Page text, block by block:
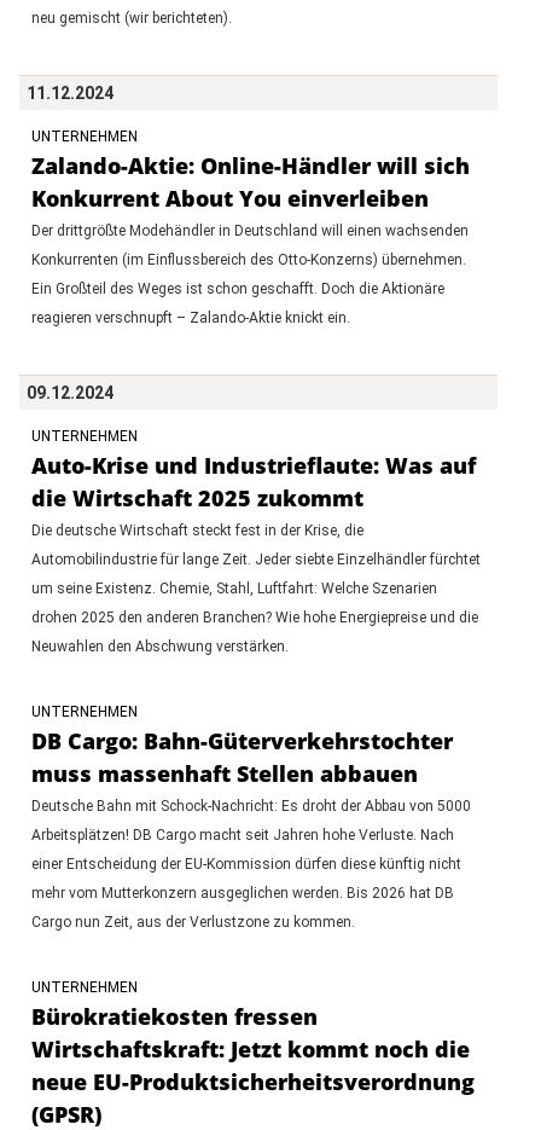
neu gemischt (wir berichteten).
11.12.2024
UNTERNEHMEN
Zalando-Aktie: Online-Händler will sich
Konkurrent About You einverleiben
Der drittgrößte Modehändler in Deutschland will einen wachsenden
Konkurrenten (im Einflussbereich des Otto-Konzerns) übernehmen.
Ein Großteil des Weges ist schon geschafft. Doch die Aktionäre
reagieren verschnupft – Zalando-Aktie knickt ein.
09.12.2024
UNTERNEHMEN
Auto-Krise und Industrieflaute: Was auf
die Wirtschaft 2025 zukommt
Die deutsche Wirtschaft steckt fest in der Krise, die
Automobilindustrie für lange Zeit. Jeder siebte Einzelhändler fürchtet
um seine Existenz. Chemie, Stahl, Luftfahrt: Welche Szenarien
drohen 2025 den anderen Branchen? Wie hohe Energiepreise und die
Neuwahlen den Abschwung verstärken.
UNTERNEHMEN
DB Cargo: Bahn-Güterverkehrstochter
muss massenhaft Stellen abbauen
Deutsche Bahn mit Schock-Nachricht: Es droht der Abbau von 5000
Arbeitsplätzen! DB Cargo macht seit Jahren hohe Verluste. Nach
einer Entscheidung der EU-Kommission dürfen diese künftig nicht
mehr vom Mutterkonzern ausgeglichen werden. Bis 2026 hat DB
Cargo nun Zeit, aus der Verlustzone zu kommen.
UNTERNEHMEN
Bürokratiekosten fressen
Wirtschaftskraft: Jetzt kommt noch die
neue EU-Produktsicherheitsverordnung
(GPSR)